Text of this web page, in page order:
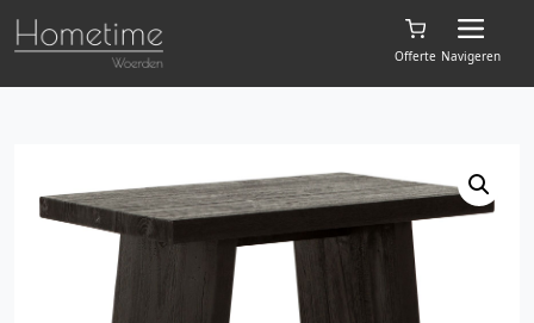
Offerte Navigeren